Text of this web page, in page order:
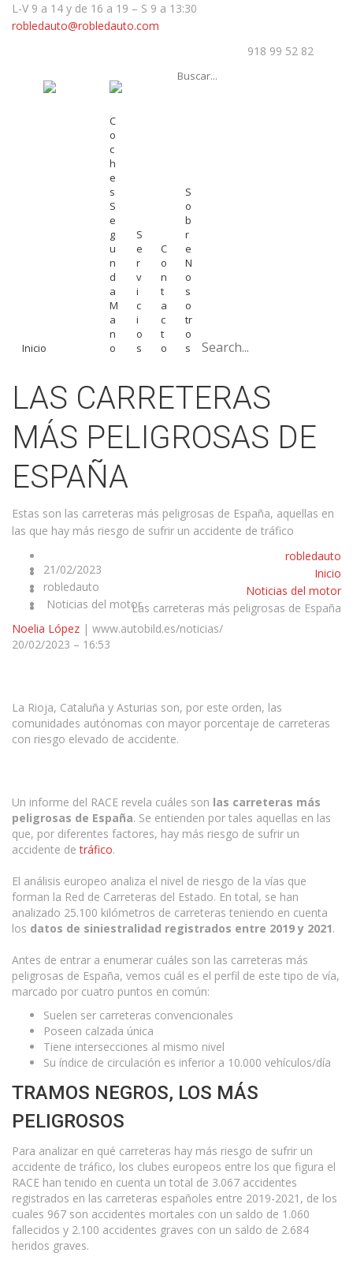
L-V 9 a 14 y de 16 a 19 – S 9 a 13:30
robledauto@robledauto.com
918 99 52 82
Inicio
C
O
C
H
E
S
S
E
G
U
N
D
A
M
A
N
O
S
E
R
V
I
C
I
O
S
C
O
N
T
A
C
T
O
S
O
B
R
E
N
O
S
O
Tr
O
S
LAS CARRETERAS
MÁS PELIGROSAS DE
ESPAÑA
Estas son las carreteras más peligrosas de España, aquellas en
las que hay más riesgo de sufrir un accidente de tráfico
robledauto
Inicio
Noticias del motor
Las carreteras más peligrosas de España
21/02/2023
robledauto
Noticias del motor
Noelia López | www.autobild.es/noticias/
20/02/2023 – 16:53
La Rioja, Cataluña y Asturias son, por este orden, las
comunidades autónomas con mayor porcentaje de carreteras
con riesgo elevado de accidente.
Un informe del RACE revela cuáles son las carreteras más
peligrosas de España. Se entienden por tales aquellas en las
que, por diferentes factores, hay más riesgo de sufrir un
accidente detráfico.
El análisis europeo analiza el nivel de riesgo de la vías que
forman la Red de Carreteras del Estado. En total, se han
analizado 25.100 kilómetros de carreteras teniendo en cuenta
los datos de siniestralidad registrados entre 2019 y 2021.
Antes de entrar a enumerar cuáles son las carreteras más
peligrosas de España, vemos cuál es el perfil de este tipo de vía,
marcado por cuatro puntos en común:
Suelen ser carreteras convencionales
Poseen calzada única
Tiene intersecciones al mismo nivel
Su índice de circulación es inferior a 10.000 vehículos/día
TRAMOS NEGROS, LOS MÁS
PELIGROSOS
Para analizar en qué carreteras hay más riesgo de sufrir un
accidente de tráfico, los clubes europeos entre los que figura el
RACE han tenido en cuenta un total de 3.067 accidentes
registrados en las carreteras españoles entre 2019-2021, de los
cuales 967 son accidentes mortales con un saldo de 1.060
fallecidos y 2.100 accidentes graves con un saldo de 2.684
heridos graves.